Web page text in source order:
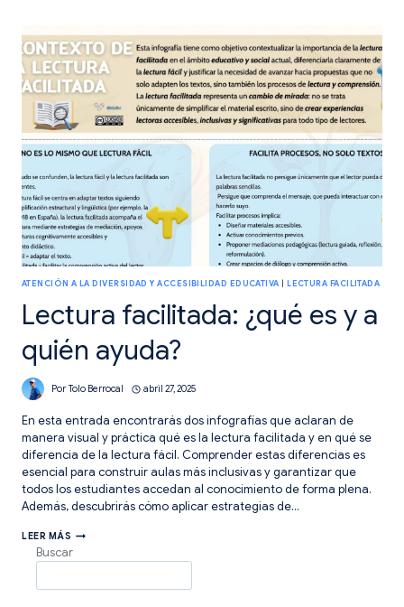
FACILITADA
ATENCIÓN A LA DIVERSIDAD Y ACCESIBILIDAD EDUCATIVA |LECTURA FACILITADA
Lectura facilitada: ¿qué es y a
quién ayuda?
Por Tolo Berrocal abril 27, 2025
En esta entrada encontrarás dos infografías que aclaran de
manera visual y práctica qué es la lectura facilitada y en qué se
diferencia de la lectura fácil. Comprender estas diferencias es
esencial para construir aulas más inclusivas y garantizar que
todos los estudiantes accedan al conocimiento de forma plena.
Además, descubrirás cómo aplicar estrategias de…
LEER MÁS LECTURA
¿QUÉ
Y
Buscar